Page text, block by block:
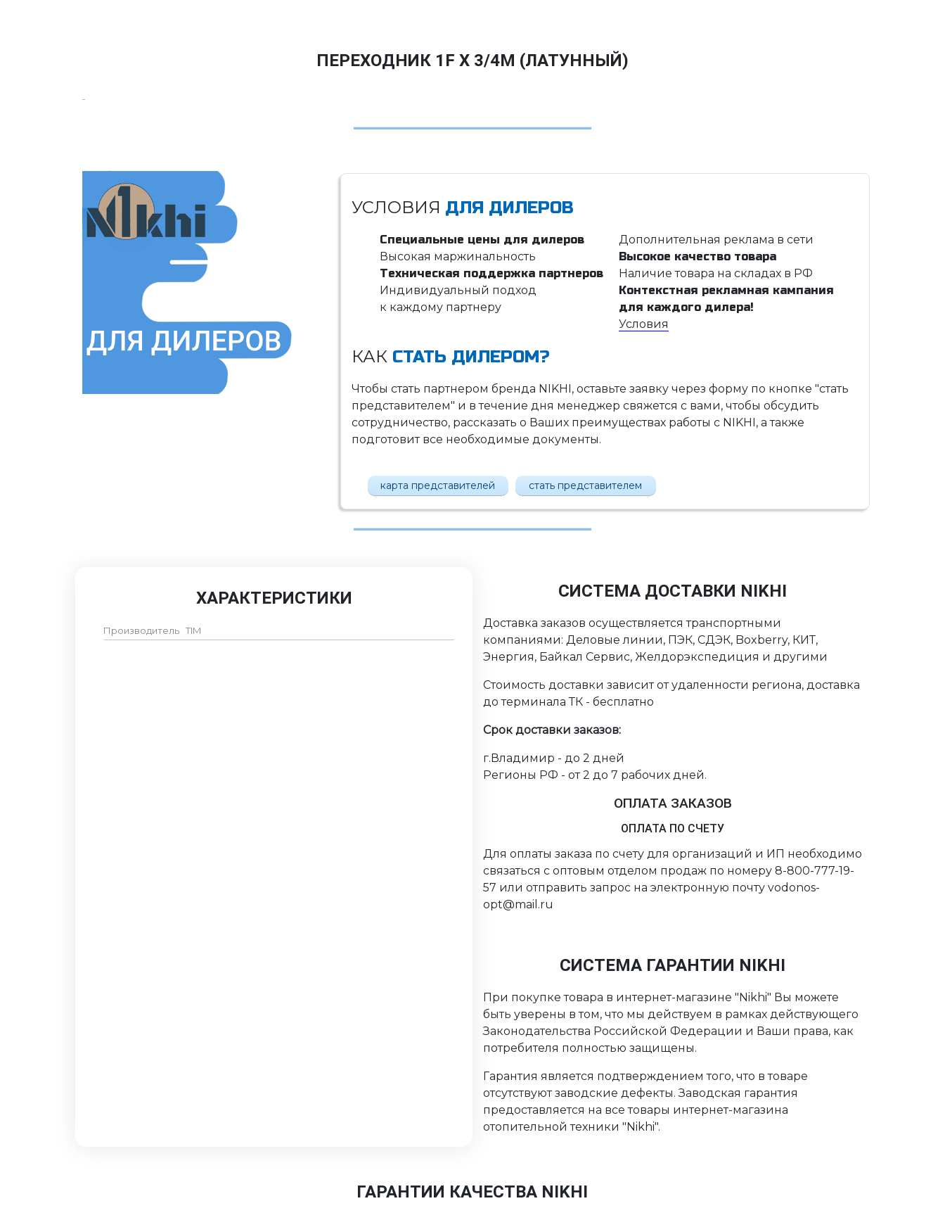
ПЕРЕХОДНИК 1F Х 3/4M (ЛАТУННЫЙ)
УСЛОВИЯ ДЛЯ ДИЛЕРОВ
Специальные цены для дилеров
Дополнительная реклама в сети
Высокая маржинальность
Высокое качество товара
Техническая поддержка партнеров
Наличие товара на складах в РФ
Индивидуальный подход
к каждому партнеру
Контекстная рекламная кампания
для каждого дилера!
Условия
КАКСТАТЬ ДИЛЕРОМ?
Чтобы стать партнером бренда NIKHI, оставьте заявку через форму по кнопке "стать
представителем" и в течение дня менеджер свяжется с вами, чтобы обсудить
сотрудничество, рассказать о Ваших преимуществах работы с NIKHI, а также
подготовит все необходимые документы.
карта представителей стать представителем
ХАРАКТЕРИСТИКИ
Производитель TIM
СИСТЕМА ДОСТАВКИ NIKHI
Доставка заказов осуществляется транспортными
компаниями: Деловые линии, ПЭК, СДЭК, Boxberry, КИТ,
Энергия, Байкал Сервис, Желдорэкспедиция и другими
Стоимость доставки зависит от удаленности региона, доставка
до терминала ТК - бесплатно
Срок доставки заказов:
г.Владимир - до 2 дней
Регионы РФ - от 2 до 7 рабочих дней.
ОПЛАТА ЗАКАЗОВ
ОПЛАТА ПО СЧЕТУ
Для оплаты заказа по счету для организаций и ИП необходимо
связаться с оптовым отделом продаж по номеру 8-800-777-19-
57 или отправить запрос на электронную почту vodonos-
opt@mail.ru
СИСТЕМА ГАРАНТИИ NIKHI
При покупке товара в интернет-магазине "Nikhi" Вы можете
быть уверены в том, что мы действуем в рамках действующего
Законодательства Российской Федерации и Ваши права, как
потребителя полностью защищены.
Гарантия является подтверждением того, что в товаре
отсутствуют заводские дефекты. Заводская гарантия
предоставляется на все товары интернет-магазина
отопительной техники "Nikhi".
ГАРАНТИИ КАЧЕСТВА NIKHI